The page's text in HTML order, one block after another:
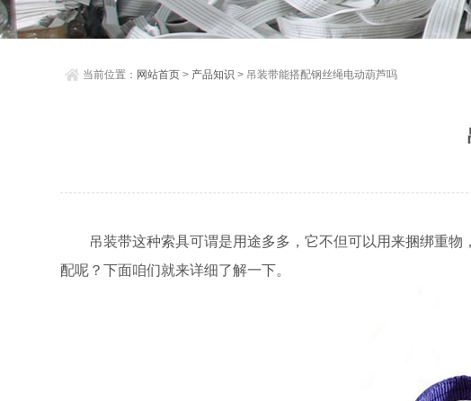
当前位置： 网站首页 > 产品知识 > 吊装带能搭配钢丝绳电动葫芦吗
吊装带这种索具可谓是用途多多，它不但可以用来捆绑重
配呢？下面咱们就来详细了解一下。